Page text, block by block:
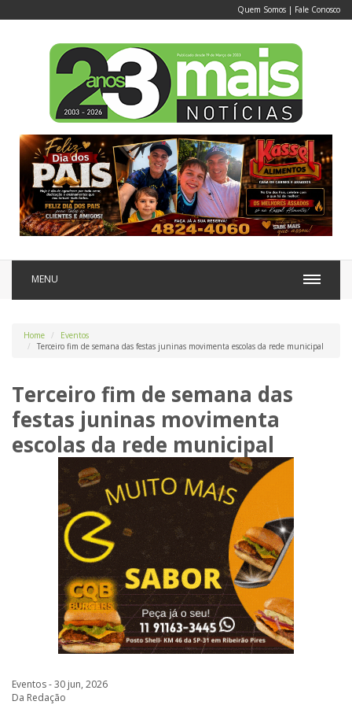
Quem Somos | Fale Conosco
MENU
Home
Eventos
Terceiro fim de semana das festas juninas movimenta escolas da rede municipal
Terceiro fim de semana das
festas juninas movimenta
escolas da rede municipal
Eventos - 30 jun, 2026
Da Redação